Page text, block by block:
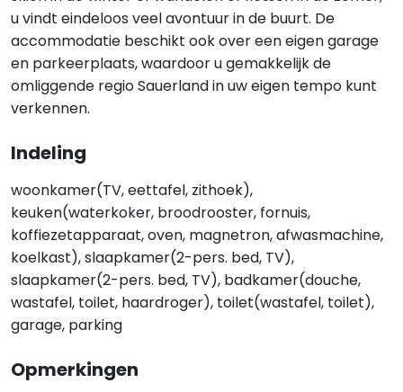
u vindt eindeloos veel avontuur in de buurt. De
accommodatie beschikt ook over een eigen garage
en parkeerplaats, waardoor u gemakkelijk de
omliggende regio Sauerland in uw eigen tempo kunt
verkennen.
Indeling
woonkamer(TV, eettafel, zithoek),
keuken(waterkoker, broodrooster, fornuis,
koffiezetapparaat, oven, magnetron, afwasmachine,
koelkast), slaapkamer(2-pers. bed, TV),
slaapkamer(2-pers. bed, TV), badkamer(douche,
wastafel, toilet, haardroger), toilet(wastafel, toilet),
garage, parking
Opmerkingen